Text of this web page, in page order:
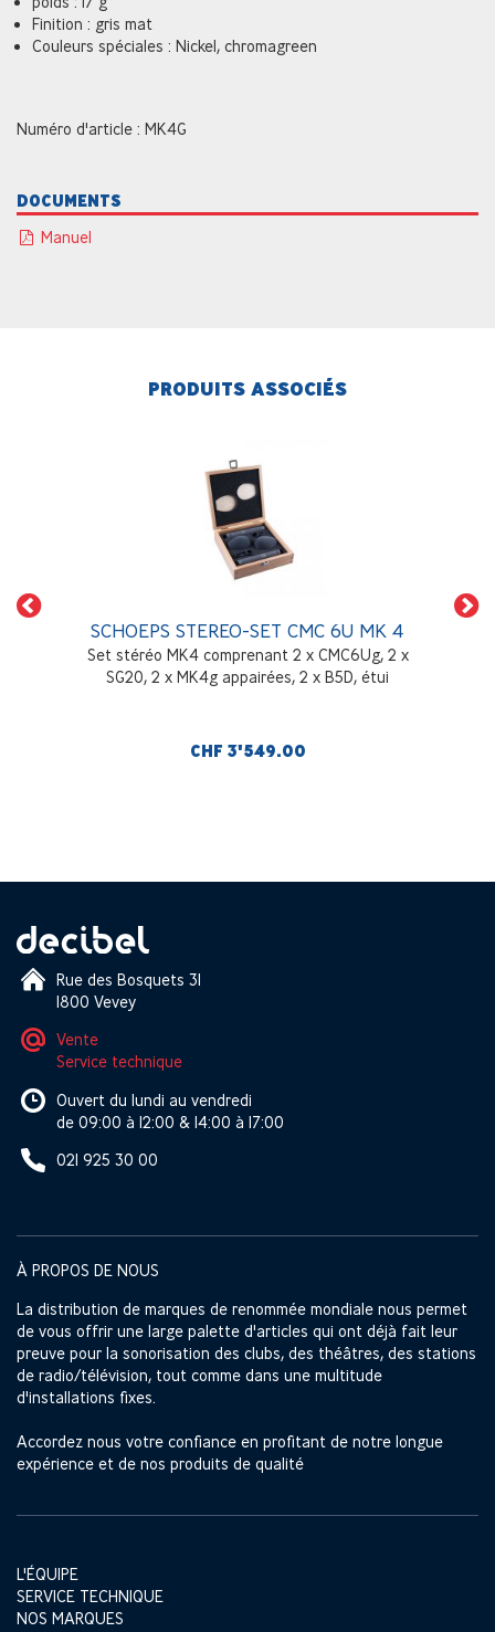
Finition : gris mat
Couleurs spéciales : Nickel, chromagreen
Numéro d'article : MK4G
DOCUMENTS
Manuel
PRODUITS ASSOCIÉS
SCHOEPS STEREO-SET CMC 6U MK 4
Set stéréo MK4 comprenant 2 x CMC6Ug, 2 x
SG20, 2 x MK4g appairées, 2 x B5D, étui
CHF 3'549.00
Rue des Bosquets 31
1800 Vevey
Vente
Service technique
Ouvert du lundi au vendredi
de 09:00 à 12:00 & 14:00 à 17:00
021 925 30 00
À PROPOS DE NOUS
La distribution de marques de renommée mondiale nous permet
de vous offrir une large palette d'articles qui ont déjà fait leur
preuve pour la sonorisation des clubs, des théâtres, des stations
de radio/télévision, tout comme dans une multitude
d'installations fixes.
Accordez nous votre confiance en profitant de notre longue
expérience et de nos produits de qualité
L'ÉQUIPE
SERVICE TECHNIQUE
NOS MARQUES